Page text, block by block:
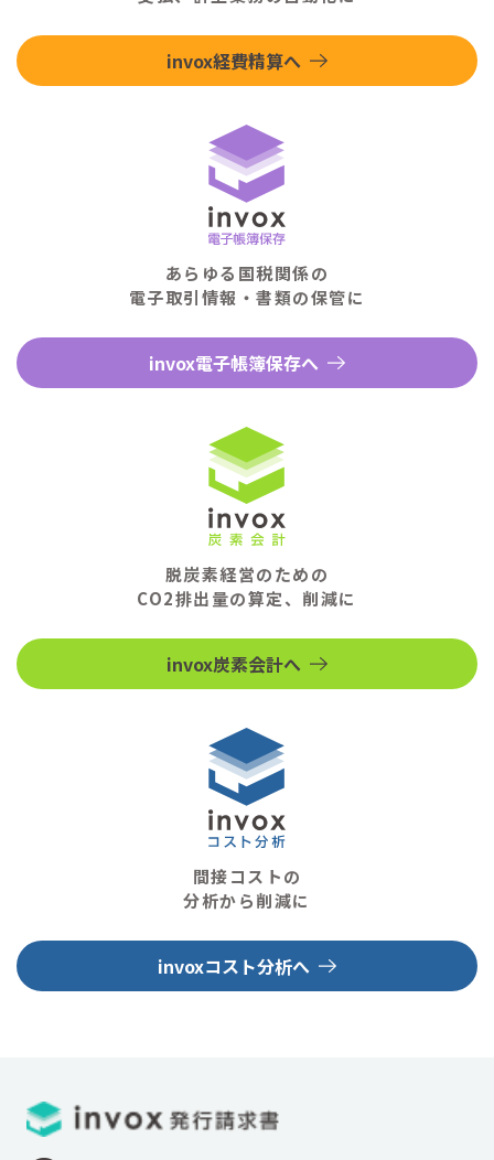
invox経費精算へ
あらゆる国税関係の
電子取引情報・書類の保管に
invox電子帳簿保存へ
脱炭素経営のための
CO2排出量の算定、削減に
invox炭素会計へ
間接コストの
分析から削減に
invoxコスト分析へ